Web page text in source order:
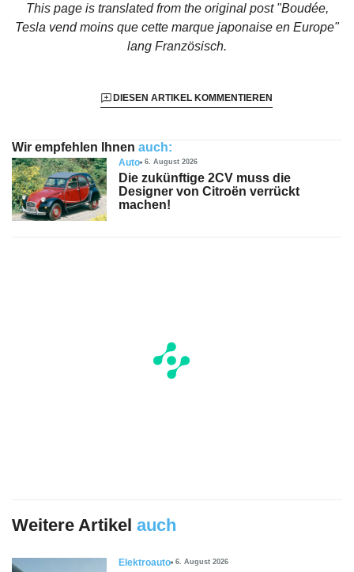
This page is translated from the original post "Boudée,
Tesla vend moins que cette marque japonaise en Europe"
lang Französisch.
DIESEN ARTIKEL KOMMENTIEREN
Wir empfehlen Ihnen auch:
Auto 6. August 2026
Die zukünftige 2CV muss die
Designer von Citroën verrückt
machen!
Weitere Artikel auch
Elektroauto 6. August 2026